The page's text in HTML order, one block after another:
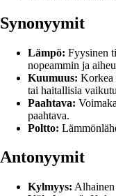
Synonyymit
Lämpö: Fyysinen
nopeammin ja
Kuumuus: Korkea
tai haitallisia
Paahtava:
paahtava.
Poltto:
Antonyymit
Kylmyys: